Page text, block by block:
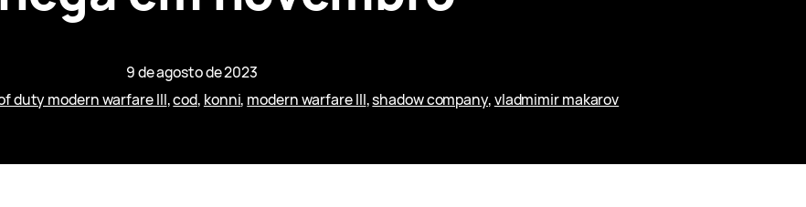
9 de agosto de 2023
duty modern warfare III, cod, konni, modern warfare III, shadow company, vladmimir makarov